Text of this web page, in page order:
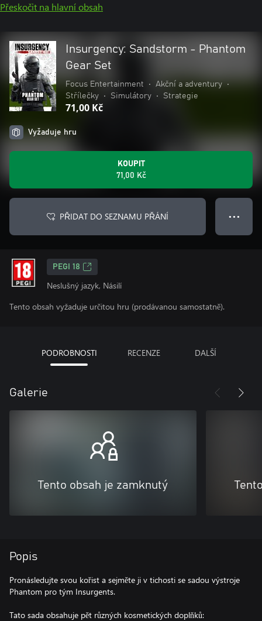
Přeskočit na hlavní obsah
Insurgency: Sandstorm - Phantom
Gear Set
Focus Entertainment • Akční a adventury
•
Střílečky
• Simulátory • Strategie
71,00 Kč
Vyžaduje hru
KOUPIT
71,00 Kč
PŘIDAT DO SEZNAMU PŘÁNÍ ● ● ●
PEGI 18
Neslušný jazyk, Násilí
Tento obsah vyžaduje určitou hru (prodávanou samostatně).
PODROBNOSTI RECENZE DALŠÍ
Galerie
Tento obsah je zamknutý
Popis
Pronásledujte svou kořist a sejměte ji v tichosti se sadou výstroje
Phantom pro tým Insurgents.
Tato sada obsahuje pět různých kosmetických doplňků: